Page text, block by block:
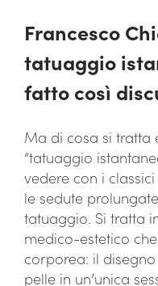
Francesco
tatuaggio
fatto così
Ma di cosa si tratta
“tatuaggio
vedere con i
le sedute
tatuaggio. Si tratta
medico-estetico
corporea: il
pelle in un’unica